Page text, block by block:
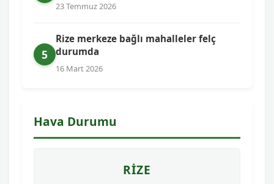
23 Temmuz 2026
5
Rize merkeze bağlı mahalleler felç
durumda
16 Mart 2026
Hava Durumu
RIZE